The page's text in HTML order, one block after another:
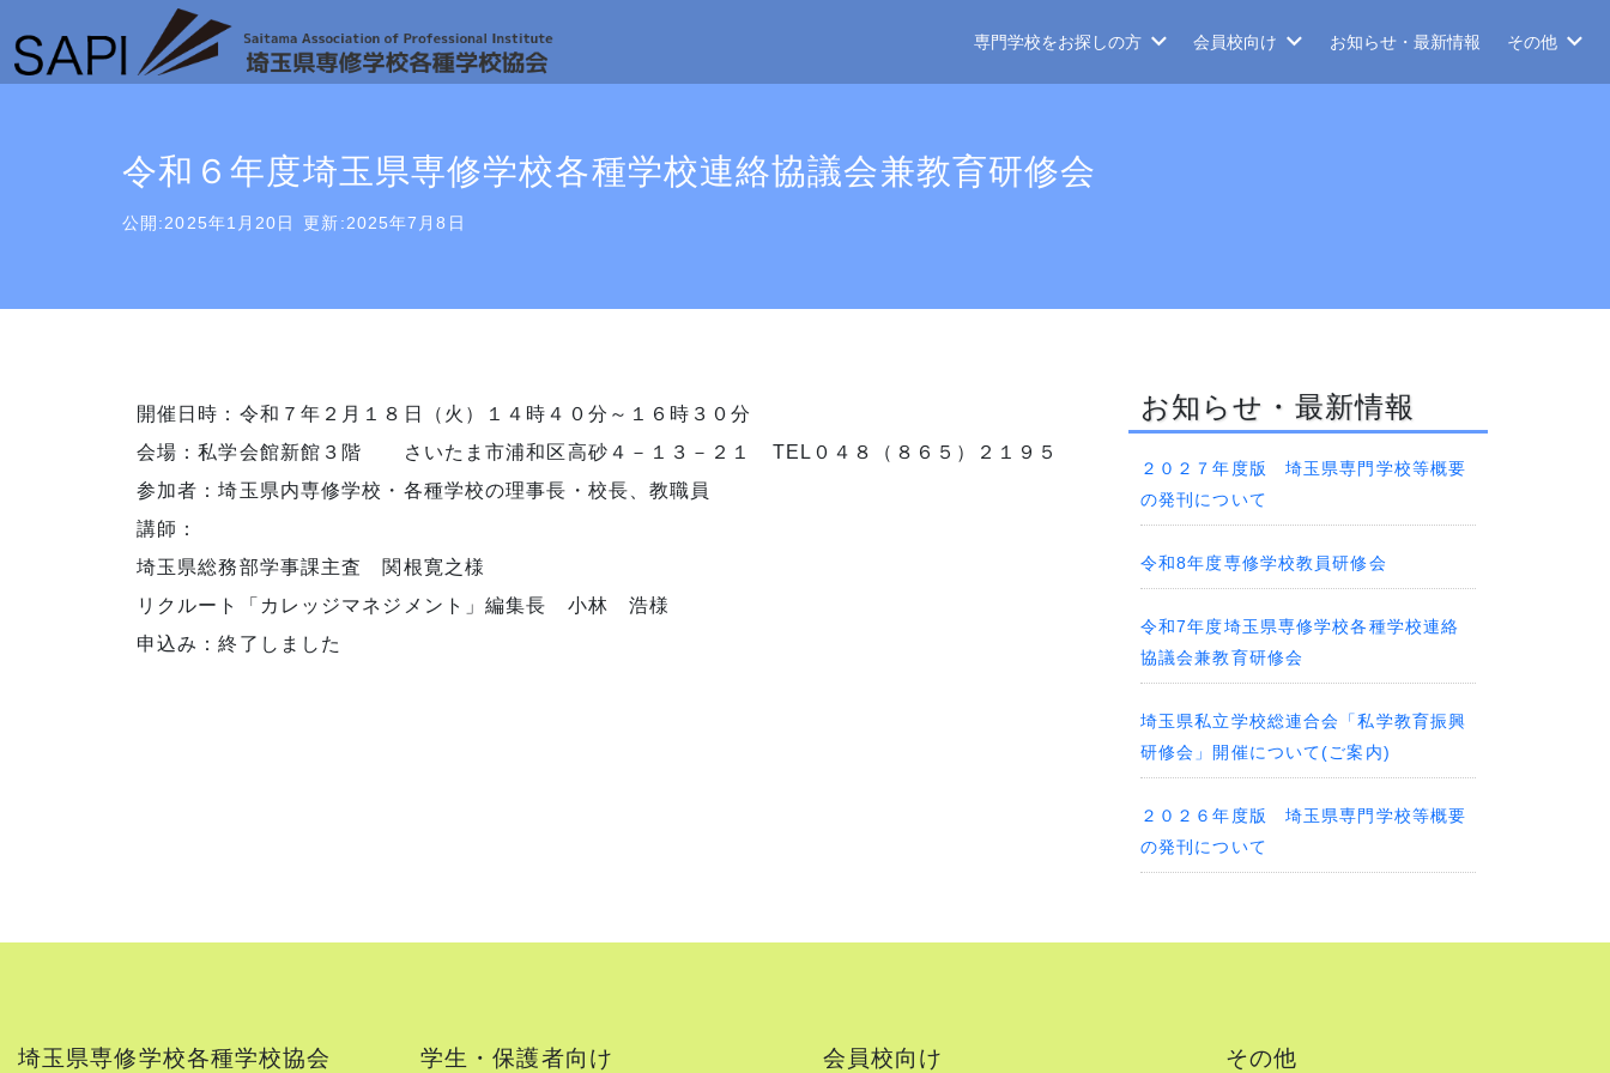
専門学校をお探しの方 会員校向け お知らせ・最新情報 その他
令和６年度埼玉県専修学校各種学校連絡協議会兼教育研修会
公開:2025年1月20日 更新:2025年7月8日
開催日時：令和７年２月１８日（火）１４時４０分～１６時３０分
会場：私学会館新館３階 さいたま市浦和区高砂４－１３－２１ TEL０４８（８６５）２１９５
参加者：埼玉県内専修学校・各種学校の理事長・校長、教職員
講師：
埼玉県総務部学事課主査 関根寛之様
リクルート「カレッジマネジメント」編集長 小林 浩様
申込み：終了しました
お知らせ・最新情報
２０２７年度版 埼玉県専門学校等概要
の発刊について
令和8年度専修学校教員研修会
令和7年度埼玉県専修学校各種学校連絡
協議会兼教育研修会
埼玉県私立学校総連合会「私学教育振興
研修会」開催について(ご案内)
２０２６年度版 埼玉県専門学校等概要
の発刊について
埼玉県専修学校各種学校協会 学生・保護者向け 会員校向け その他